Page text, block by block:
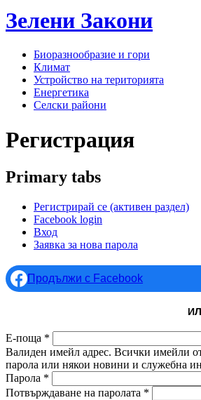
Зелени Закони
Биоразнообразие и гори
Климат
Устройство на територията
Енергетика
Селски райони
Регистрация
Primary tabs
Регистрирай се (активен раздел)
Facebook login
Вход
Заявка за нова парола
Продължи с Facebook
Е-поща *
Валиден имейл адрес. Всички имейли
парола или някои новини и служебна
Парола *
Потвърждаване на паролата *